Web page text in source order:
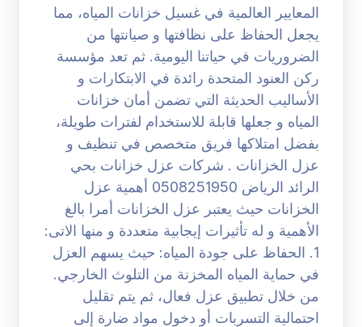
المعايير العالمية في غسيل خزانات المياه، مما
يجعل الحفاظ على نظافتها و صيانتها من
الضروريات في حياتنا اليومية. ثم تعد مؤسسة
ركن العنود المتحدة رائدة في الابتكارات و
الأساليب الحديثة التي تضمن أمان خزانات
المياه و جعلها قابلة للاستخدام لفترات طويلة،
بفضل امتلاكها فريق متخصص في تنظيف و
عزل الخزانات . شركات عزل خزانات بحي
الرائد الرياض 0508251950 أهمية عزل
الخزانات حيث يعتبر عزل الخزانات أمرا بالغ
الأهمية و له تأثيرات إيجابية متعددة و منها الاتى:
1. الحفاظ على جودة المياه: حيث يسهم العزل
في حماية المياه المخزنة من التلوث الخارجي.
من خلال تطبيق عزل فعال، ثم يتم تقليل
احتمالية التسربات أو دخول مواد ضارة إلى